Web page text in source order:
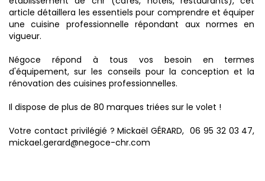
article détaillera les essentiels pour comprendre et équiper
une cuisine professionnelle répondant aux normes en
vigueur.
Négoce répond à tous vos besoin en termes
d'équipement, sur les conseils pour la conception et la
rénovation des cuisines professionnelles.
Il dispose de plus de 80 marques triées sur le volet !
Votre contact privilégié ? Mickaël GÉRARD, 06 95 32 03 47,
mickael.gerard@negoce-chr.com